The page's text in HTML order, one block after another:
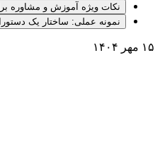
نکات ویژه آموزش و مشاوره
نمونه عملی: ساختار یک
۱۵ مهر ۱۴۰۴